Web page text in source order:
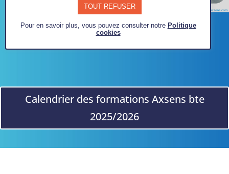
Calendrier des formations Axsens bte
2025/2026
TOUT REFUSER
Pour en savoir plus, vous pouvez consulter notre Politique
cookies